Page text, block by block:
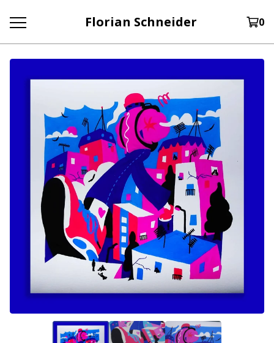
Florian Schneider 0